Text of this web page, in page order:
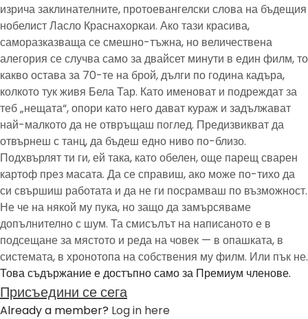
изрича заклинателните, протоевангелски слова на бъдещия
нобелист Ласло Краснахоркаи. Ако тази красива,
саморазказваща се смешно-тъжна, но величествена
алегория се случва само за двайсет минути в един филм, то
какво остава за 70-те на брой, дълги по година кадъра,
колкото тук живя Бела Тар. Като именоват и подреждат за
теб „нещата“, опори като него дават кураж и задължават
най-малкото да не отвръщаш поглед. Предизвикват да
отвърнеш с танц, да бъдеш едно ниво по-близо.
Подхвърлят ти ги, ей така, като обелен, още парещ сварен
картоф през масата. Да се справиш, ако може по-тихо да
си свършиш работата и да не ги посрамваш по възможност.
Не че на някой му пука, но защо да замърсяваме
допълнително с шум. Та смисълът на написаното е в
подсещане за мястото и реда на човек — в опашката, в
системата, в хронотопа на собствения му филм. Или пък не.
Това съдържание е достъпно само за Премиум членове.
Присъедини се сега
Already a member? Log in here